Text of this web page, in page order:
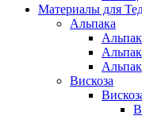
Материалы для
Альпака
Вискоза